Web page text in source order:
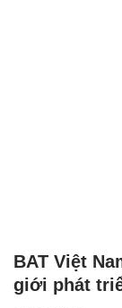
BAT Việt
giới phát